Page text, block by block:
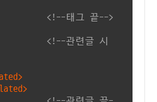
<!--태그 끝-->
<!--관련글 시